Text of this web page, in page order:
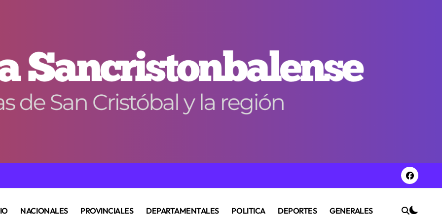
NACIONALES PROVINCIALES DEPARTAMENTALES POLITICA DEPORTES GENERALES